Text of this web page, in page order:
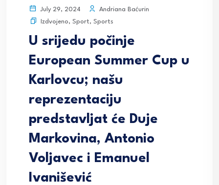
July 29, 2024
Andriana Baćurin
Izdvojeno, Sport, Sports
U srijedu počinje
European Summer Cup u
Karlovcu; našu
reprezentaciju
predstavljat će Duje
Markovina, Antonio
Voljavec i Emanuel
Ivanišević